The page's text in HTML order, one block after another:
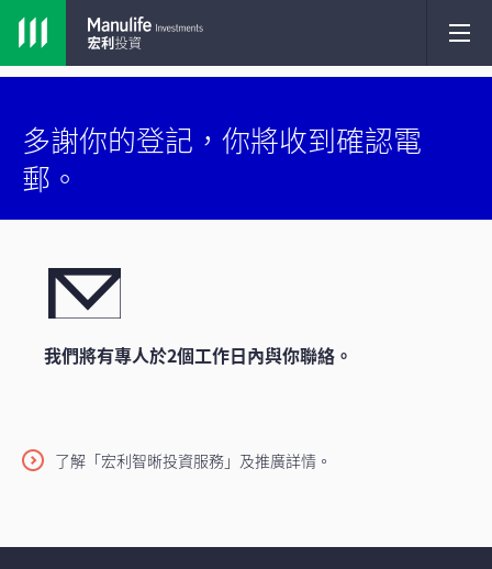
多謝你的登記，你將收到確認電
郵。
我們將有專人於2個工作日內與你聯絡。
了解「宏利智晰投資服務」及推廣詳情。